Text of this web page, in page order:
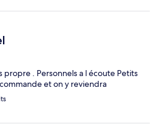
. Personnels a l écoute Petits
et on y reviendra